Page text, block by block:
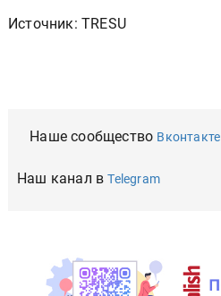
Источник: TRESU
Наше сообщество Вконтакте
Наш канал вTelegram